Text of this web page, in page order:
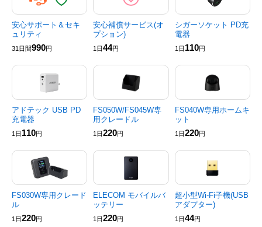
安心サポート＆セキ
ュリティ
31日間990円
安心補償サービス(オ
プション)
1日44円
シガーソケット PD充
電器
1日 110円
アドテック USB PD
充電器
1日 110円
FS050W/FS045W専
用クレードル
1日220円
FS040W専用ホームキ
ット
1日220円
FS030W専用クレード
ル
1日220円
ELECOM モバイルバ
ッテリー
1日220円
超小型Wi-Fi子機(USB
アダプター)
1日44円